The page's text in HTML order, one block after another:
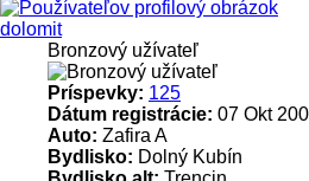
dolomit
Bronzový užívateľ
Príspevky: 125
Dátum registrácie: 07 Okt
Auto: Zafira A
Bydlisko: Dolný Kubín